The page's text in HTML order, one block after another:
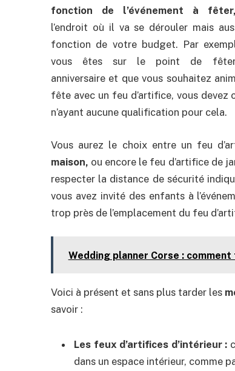
fonction de l’événement à
l’endroit où il va se dérouler mais
fonction de votre budget. Par
vous êtes sur le point de
anniversaire et que vous souhaitez
fête avec un feu d’artifice, vous devez
n’ayant aucune qualification pour cela.
Vous aurez le choix entre un feu
maison, ou encore le feu d’artifice de
respecter la distance de sécurité
vous avez invité des enfants à
trop près de l’emplacement du feu
Wedding planner Corse :
Voici à présent et sans plus tarder les
savoir :
Les feux d’artifices d’intérieur :
dans un espace intérieur, comme